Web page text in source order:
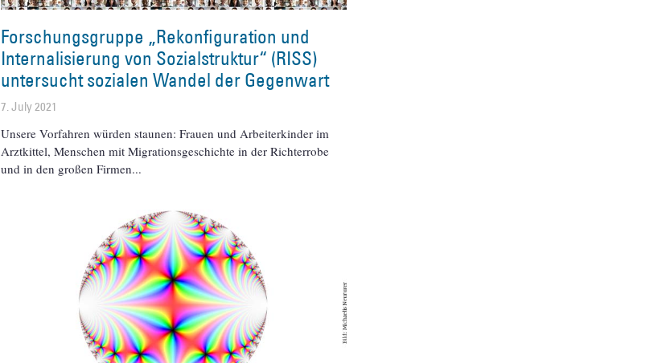
Forschungsgruppe „Rekonfiguration und
Internalisierung von Sozialstruktur“ (RISS)
untersucht sozialen Wandel der Gegenwart
7. July 2021
Unsere Vorfahren würden staunen: Frauen und Arbeiterkinder im
Arztkittel, Menschen mit Migrationsgeschichte in der Richterrobe
und in den großen Firmen